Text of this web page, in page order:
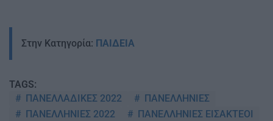
Στην Κατηγορία: ΠΑΙΔΕΙΑ
TAGS:
ΠΑΝΕΛΛΑΔΙΚΕΣ 2022
ΠΑΝΕΛΛΗΝΙΕΣ
ΠΑΝΕΛΛΗΝΙΕΣ 2022
ΠΑΝΕΛΛΗΝΙΕΣ ΕΙΣΑΚΤΕΟΙ